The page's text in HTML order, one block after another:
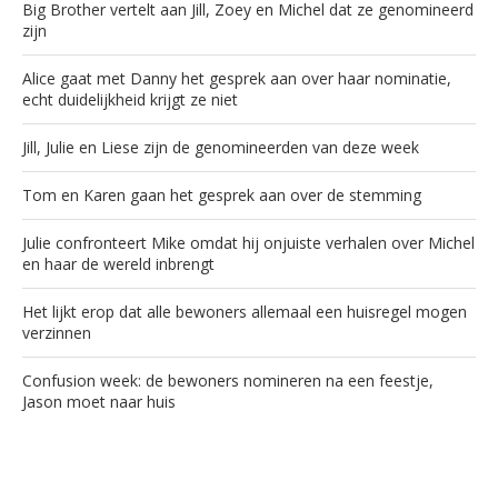
Big Brother vertelt aan Jill, Zoey en Michel dat ze genomineerd
zijn
Alice gaat met Danny het gesprek aan over haar nominatie,
echt duidelijkheid krijgt ze niet
Jill, Julie en Liese zijn de genomineerden van deze week
Tom en Karen gaan het gesprek aan over de stemming
Julie confronteert Mike omdat hij onjuiste verhalen over Michel
en haar de wereld inbrengt
Het lijkt erop dat alle bewoners allemaal een huisregel mogen
verzinnen
Confusion week: de bewoners nomineren na een feestje,
Jason moet naar huis